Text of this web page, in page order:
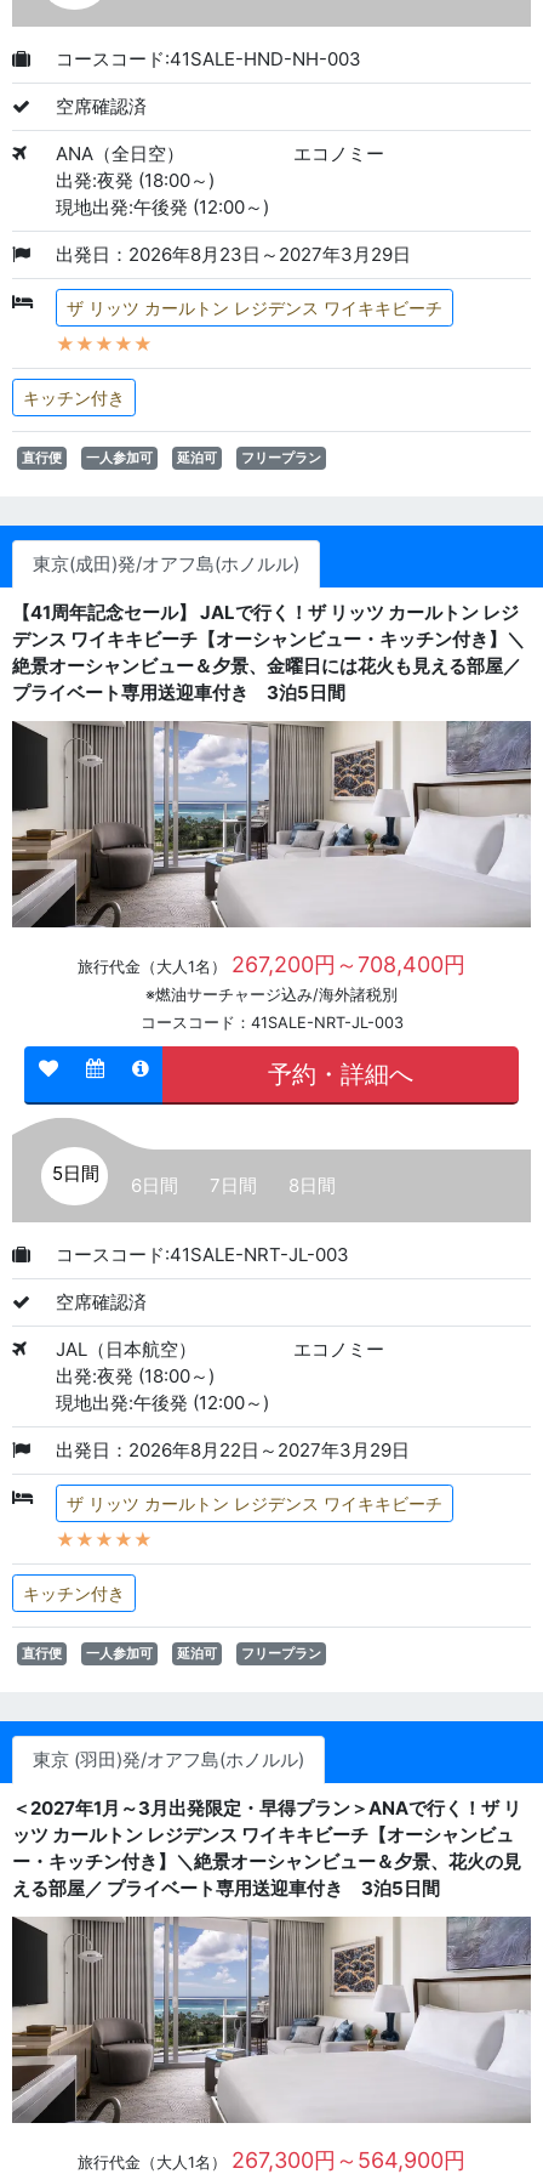
コースコード:41SALE-HND-NH-003
空席確認済
ANA（全日空）
エコノミー
出発:夜発 (18:00～)
現地出発:午後発 (12:00～)
出発日：2026年8月23日～2027年3月29日
ザ リッツ カールトン レジデンス ワイキキビーチ
★★★★★
キッチン付き
直行便 一人参加可 延泊可 フリープラン
東京(成田)発/オアフ島(ホノルル)
【41周年記念セール】 JALで行く！ザ リッツ カールトン レジ
デンス ワイキキビーチ【オーシャンビュー・キッチン付き】＼
絶景オーシャンビュー＆夕景、金曜日には花火も見える部屋／
プライベート専用送迎車付き 3泊5日間
旅行代金（大人1名） 267,200円～708,400円
※燃油サーチャージ込み/海外諸税別
コースコード：41SALE-NRT-JL-003
予約・詳細へ
5日間
6日間 7日間 8日間
コースコード:41SALE-NRT-JL-003
空席確認済
JAL（日本航空）
エコノミー
出発:夜発 (18:00～)
現地出発:午後発 (12:00～)
出発日：2026年8月22日～2027年3月29日
ザ リッツ カールトン レジデンス ワイキキビーチ
★★★★★
キッチン付き
直行便 一人参加可 延泊可 フリープラン
東京 (羽田)発/オアフ島(ホノルル)
＜2027年1月～3月出発限定・早得プラン＞ANAで行く！ザ リ
ッツ カールトン レジデンス ワイキキビーチ【オーシャンビュ
ー・キッチン付き】＼絶景オーシャンビュー＆夕景、花火の見
える部屋／ プライベート専用送迎車付き 3泊5日間
旅行代金（大人1名） 267,300円～564,900円